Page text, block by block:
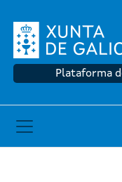
Plataforma